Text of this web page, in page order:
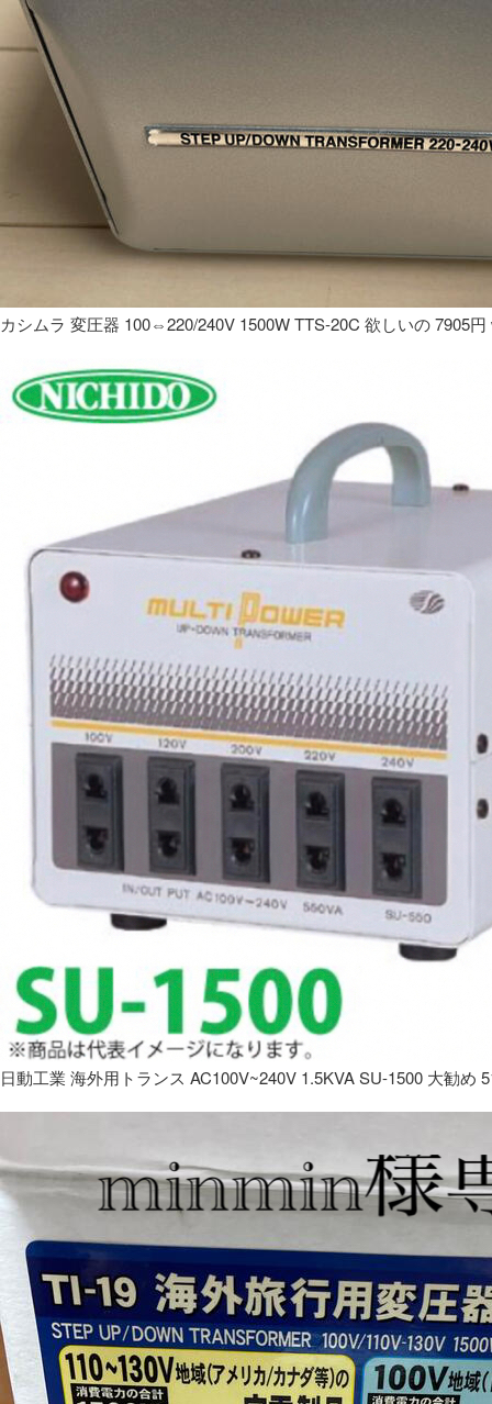
カシムラ 変圧器 100⇔220/240V 1500W TTS-20C 欲しいの 7905円
日動工業 海外用トランス AC100V~240V 1.5KVA SU-1500 大勧め